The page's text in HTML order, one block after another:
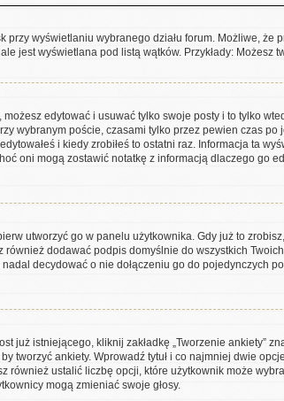
przy wyświetlaniu wybranego działu forum. Możliwe, że
jest wyświetlana pod listą wątków. Przykłady: Możesz
edytować i usuwać tylko swoje posty i to tylko
wybranym poście, czasami tylko przez pewien czas
i kiedy zrobiłeś to ostatni raz. Informacja ta
oni mogą zostawić notatkę z informacją dlaczego go
utworzyć go w panelu użytkownika. Gdy już to
również dodawać podpis domyślnie do wszystkich
decydować o nie dołączeniu go do pojedynczych
już istniejącego, kliknij zakładkę „Tworzenie ankiety”
tworzyć ankiety. Wprowadź tytuł i co najmniej dwie
również ustalić liczbę opcji, które użytkownik może
mogą zmieniać swoje głosy.